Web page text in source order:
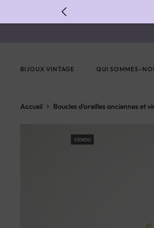
BIJOUX VINTAGE QUI SOMMES-
Accueil Boucles d'oreilles anciennes et
VENDU